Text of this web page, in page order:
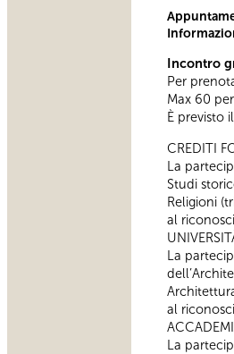
Incontro
Per
Max 60
È previsto
CREDITI
La
Studi
Religioni
al
La
al
La